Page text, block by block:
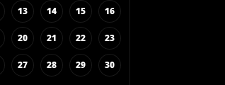
13 14 15 16
20 21 22 23
27 28 29 30